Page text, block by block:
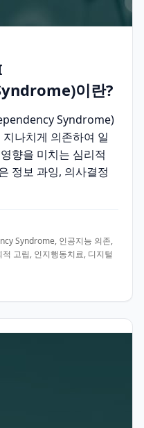
이란?
Syndrome)
나치게 의존하여 일
향을 미치는 심리적
정보 과잉, 의사결정
Syndrome, 인공지능 의존,
고립, 인지행동치료, 디지털